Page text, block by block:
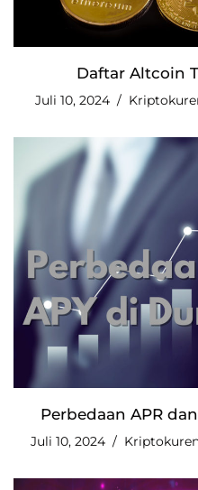
Daftar Altcoin
Juli 10, 2024
Perbedaan APR
Juli 10, 2024